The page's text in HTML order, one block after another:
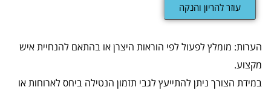
עוזר להריון והנקה
הערות: מומלץ לפעול לפי הוראות היצרן או בהתאם להנחיית איש
מקצוע.
במידת הצורך ניתן להתייעץ לגבי תזמון הנטילה ביחס לארוחות או